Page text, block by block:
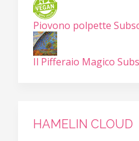
Piovono polpette
Il Pifferaio Magico
HAMELIN CLOUD